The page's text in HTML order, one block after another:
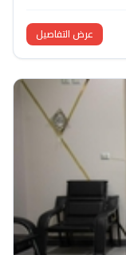
عرض التفاصيل